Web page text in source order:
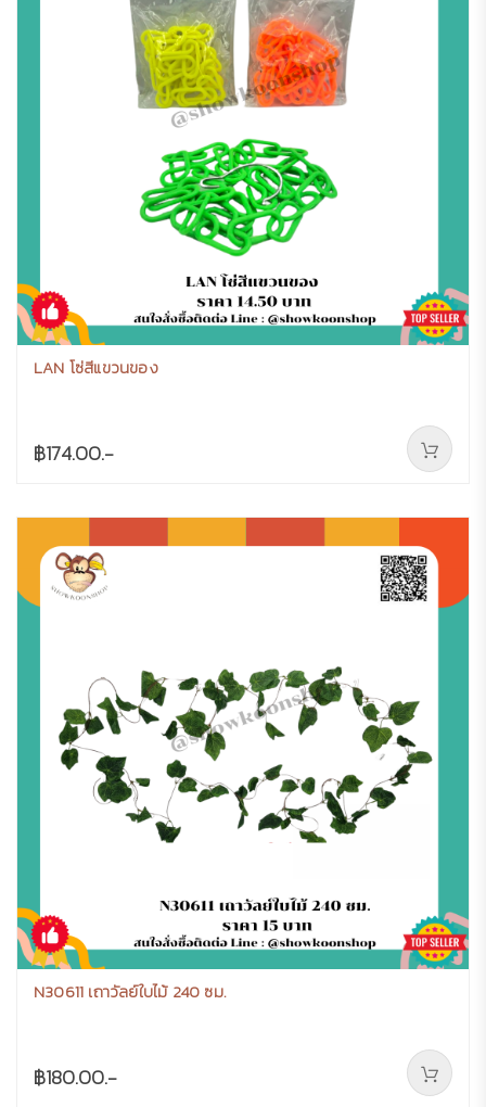
LAN โซ่สีแขวนของ
฿174.00.-
N30611 เถาวัลย์ใบไม้ 240 ซม.
฿180.00.-